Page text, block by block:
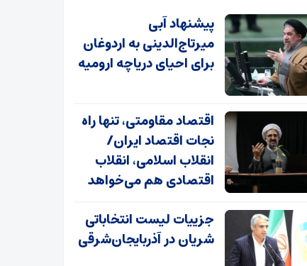
پیشنهاد آبی
میرتاج‌الدینی‌ به اردوغان
برای احیای دریاچه ارومیه
اقتصاد مقاومتی، تنها راه
نجات اقتصاد ایران/
انقلاب اسلامی، انقلاب
اقتصادی هم می‌خواهد
جزییات لیست انتخاباتی
شریان در آذربایجان‌شرقی